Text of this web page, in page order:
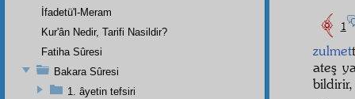
1
zulmet
ateş
İfadetü'l-Meram
Kur'ân Nedir, Tarifi Nasildir?
Fatiha Sûresi
Bakara Sûresi
1. âyetin tefsiri